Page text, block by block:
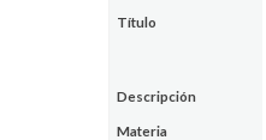
Título
Descripción
Materia